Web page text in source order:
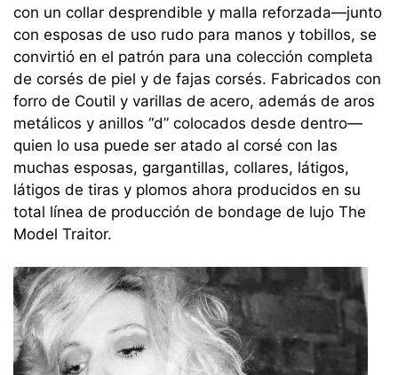
con un collar desprendible y malla reforzada—junto
con esposas de uso rudo para manos y tobillos, se
convirtió en el patrón para una colección completa
de corsés de piel y de fajas corsés. Fabricados con
forro de Coutil y varillas de acero, además de aros
metálicos y anillos “d” colocados desde dentro—
quien lo usa puede ser atado al corsé con las
muchas esposas, gargantillas, collares, látigos,
látigos de tiras y plomos ahora producidos en su
total línea de producción de bondage de lujo The
Model Traitor.